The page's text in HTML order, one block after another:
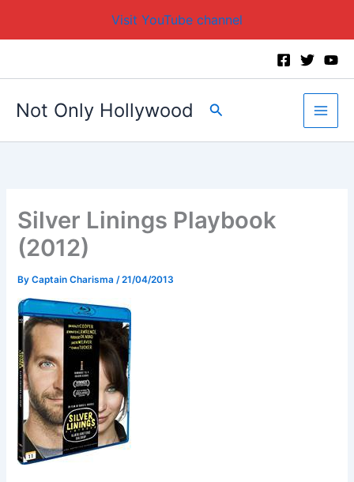
Visit YouTube channel
Not Only Hollywood Search
Silver Linings Playbook
(2012)
ByCaptain Charisma /21/04/2013